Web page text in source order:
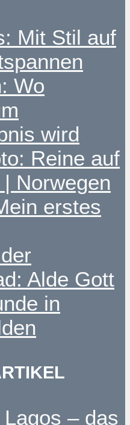
Mit Stil auf
Wo
wird
Reine auf
Norwegen
erstes
Alde Gott
in
– das